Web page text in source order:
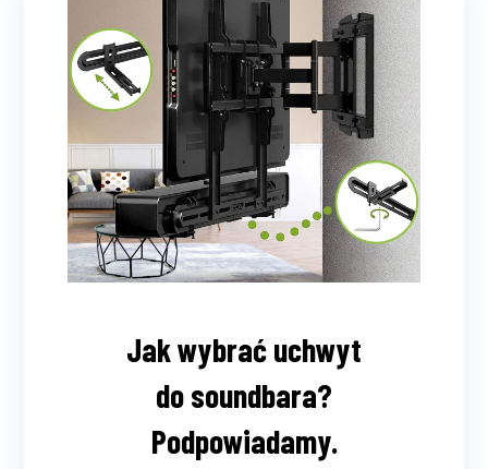
Jak wybrać uchwyt
do soundbara?
Podpowiadamy.